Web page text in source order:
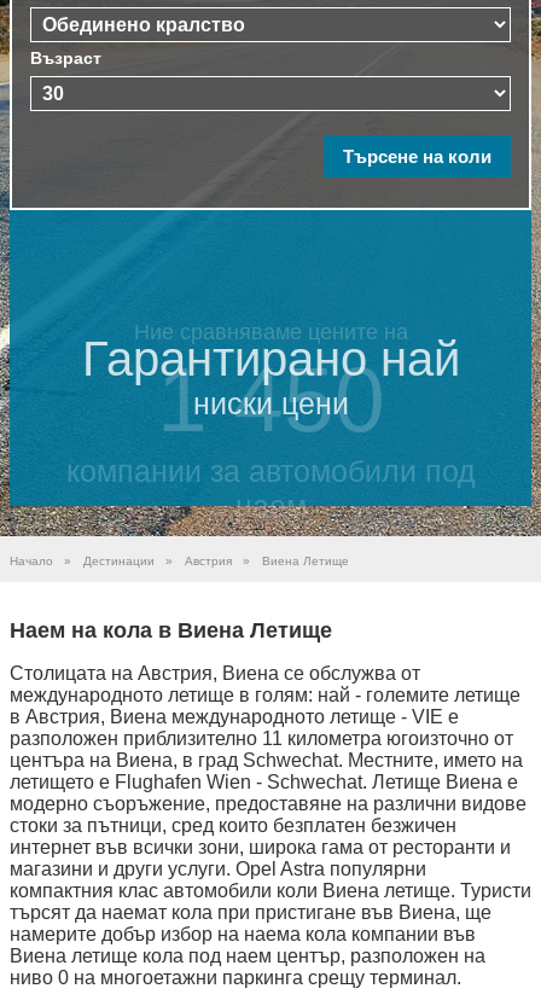
Възраст
Гарантирано най
ниски цени
Начало » Дестинации » Австрия » Виена Летище
Наем на кола в Виена Летище
Столицата на Австрия, Виена се обслужва от
международното летище в голям: най - големите летище
в Австрия, Виена международното летище - VIE е
разположен приблизително 11 километра югоизточно от
центъра на Виена, в град Schwechat. Местните, името на
летището е Flughafen Wien - Schwechat. Летище Виена е
модерно съоръжение, предоставяне на различни видове
стоки за пътници, сред които безплатен безжичен
интернет във всички зони, широка гама от ресторанти и
магазини и други услуги. Opel Astra популярни
компактния клас автомобили коли Виена летище. Туристи
търсят да наемат кола при пристигане във Виена, ще
намерите добър избор на наема кола компании във
Виена летище кола под наем център, разположен на
ниво 0 на многоетажни паркинга срещу терминал.